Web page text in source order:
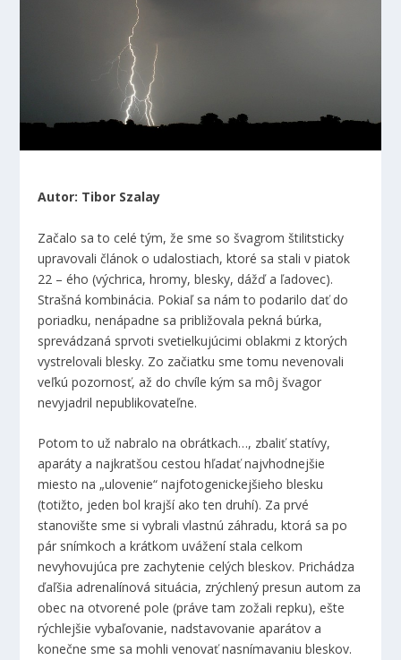
Autor: Tibor Szalay
Začalo sa to celé tým, že sme so švagrom štilitsticky
upravovali článok o udalostiach, ktoré sa stali v piatok
22 – ého (výchrica, hromy, blesky, dážď a ľadovec).
Strašná kombinácia. Pokiaľ sa nám to podarilo dať do
poriadku, nenápadne sa približovala pekná búrka,
sprevádzaná sprvoti svetielkujúcimi oblakmi z ktorých
vystrelovali blesky. Zo začiatku sme tomu nevenovali
veľkú pozornosť, až do chvíle kým sa môj švagor
nevyjadril nepublikovateľne.
Potom to už nabralo na obrátkach…, zbaliť statívy,
aparáty a najkratšou cestou hľadať najvhodnejšie
miesto na „ulovenie“ najfotogenickejšieho blesku
(totižto, jeden bol krajší ako ten druhí). Za prvé
stanovište sme si vybrali vlastnú záhradu, ktorá sa po
pár snímkoch a krátkom uvážení stala celkom
nevyhovujúca pre zachytenie celých bleskov. Prichádza
ďaľšia adrenalínová situácia, zrýchlený presun autom za
obec na otvorené pole (práve tam zožali repku), ešte
rýchlejšie vybaľovanie, nadstavovanie aparátov a
konečne sme sa mohli venovať nasnímavaniu bleskov.